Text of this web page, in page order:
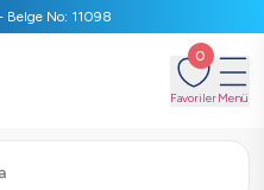
Belge No: 11098
0
FavorilerMenü